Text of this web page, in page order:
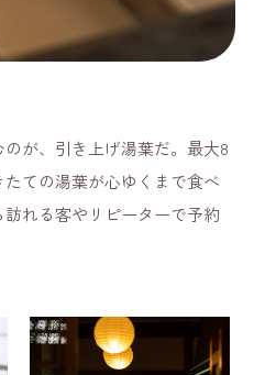
が、引き上げ湯葉だ。最大8
ての湯葉が心ゆくまで食べ
れる客やリピーターで予約